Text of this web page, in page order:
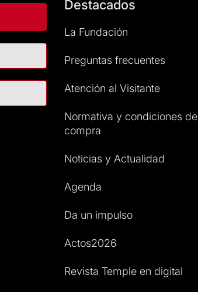
Destacados
La Fundación
Preguntas frecuentes
Atención al Visitante
Normativa y condiciones de
compra
Noticias y Actualidad
Agenda
Da un impulso
Actos2026
Revista Temple en digital